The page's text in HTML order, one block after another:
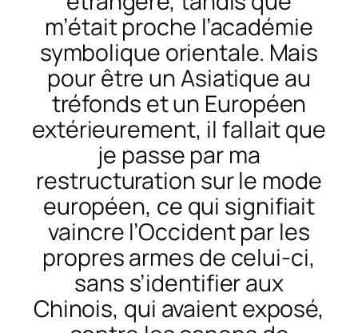
m’était proche l’académie
symbolique orientale. Mais
pour être un Asiatique au
tréfonds et un Européen
extérieurement, il fallait que
je passe par ma
restructuration sur le mode
européen, ce qui signifiait
vaincre l’Occident par les
propres armes de celui-ci,
sans s’identifier aux
Chinois, qui avaient exposé,